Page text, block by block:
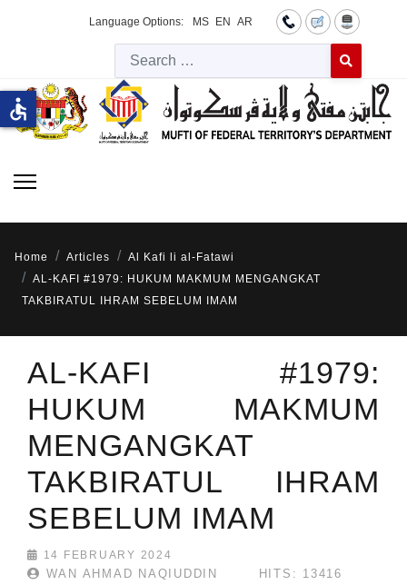
Language Options: MS EN AR
Type 2 or
Home Articles
Al Kafi li al-Fatawi
AL-KAFI #1979: HUKUM MAKMUM MENGANGKAT
TAKBIRATUL IHRAM SEBELUM IMAM
AL-KAFI #1979:
HUKUM MAKMUM
MENGANGKAT
TAKBIRATUL IHRAM
SEBELUM IMAM
14 FEBRUARY 2024
WAN AHMAD NAQIUDDIN HITS: 13416
accessible